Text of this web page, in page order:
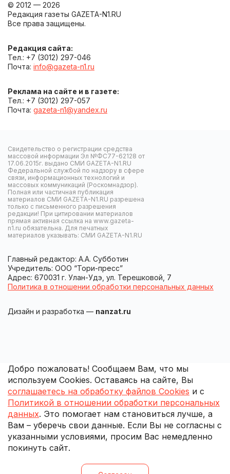
© 2012 — 2026
Редакция газеты GAZETA-N1.RU
Все права защищены.
Редакция сайта:
Тел.: +7 (3012) 297-046
Почта: info@gazeta-n1.ru
Реклама на сайте и в газете:
Тел.: +7 (3012) 297-057
Почта: gazeta-n1@yandex.ru
Свидетельство о регистрации средства
массовой информации Эл №ФС77-62128 от
17.06.2015г. выдано СМИ GAZETA-N1.RU
Федеральной службой по надзору в сфере
связи, информационных технологий и
массовых коммуникаций (Роскомнадзор).
Полная или частичная публикация
материалов СМИ GAZETA-N1.RU разрешена
только с письменного разрешения
редакции! При цитировании материалов
прямая активная ссылка на www.gazeta-
n1.ru обязательна. Для печатных
материалов указывать: СМИ GAZETA-N1.RU
Главный редактор: А.А. Субботин
Учредитель: ООО “Тори-пресс”
Адрес: 670031 г. Улан-Удэ, ул. Терешковой, 7
Политика в отношении обработки персональных данных
Дизайн и разработка — nanzat.ru
Добро пожаловать! Сообщаем Вам, что мы
используем Cookies. Оставаясь на сайте, Вы
соглашаетесь на обработку файлов Cookies и с
Политикой в отношении обработки персональных
данных. Это помогает нам становиться лучше, а
Вам – уберечь свои данные. Если Вы не согласны с
указанными условиями, просим Вас немедленно
покинуть сайт.